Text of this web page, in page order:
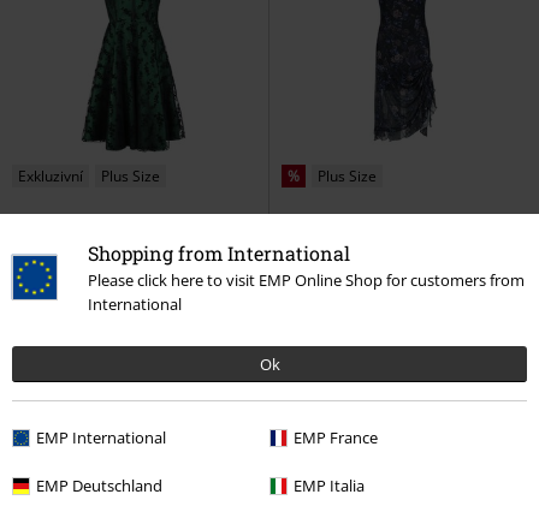
Shopping from International
Please click here to visit EMP Online Shop for customers from
International
Ok
EMP International EMP France
EMP Deutschland EMP Italia
Exkluzivní Plus Size
Emerald
Voodoo Vixen
Středně dlouhé šaty
% Plus Size
Purple Night Crows Mesh Midi
Dress
Jawbreaker
Středně